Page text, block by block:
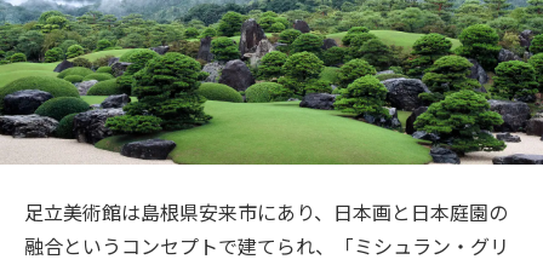
行き先
旅のお役立ち情報
足立美術館は島根県安来市にあり、日本画と日本庭園の
融合というコンセプトで建てられ、「ミシュラン・グリ